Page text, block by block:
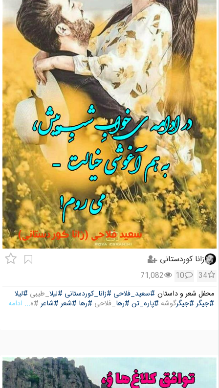
زانا کوردستانی
34
10
71,082
محفل شعر و داستان #سعید_فلاحی #زانا_کوردستانی #لیلا_طیبی #لیلا
#جیگر #جیگرگوشه #پاره_تن #رها_فلاحی #رها #شعر #شاعر#ه... ادامه